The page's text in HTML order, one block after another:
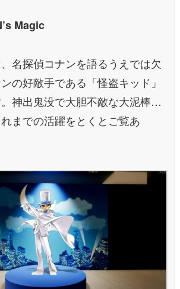
Magic
名探偵コナンを語るうえでは欠
の好敵手である「怪盗キッド」
神出鬼没で大胆不敵な大泥棒…
までの活躍をとくとご覧あ